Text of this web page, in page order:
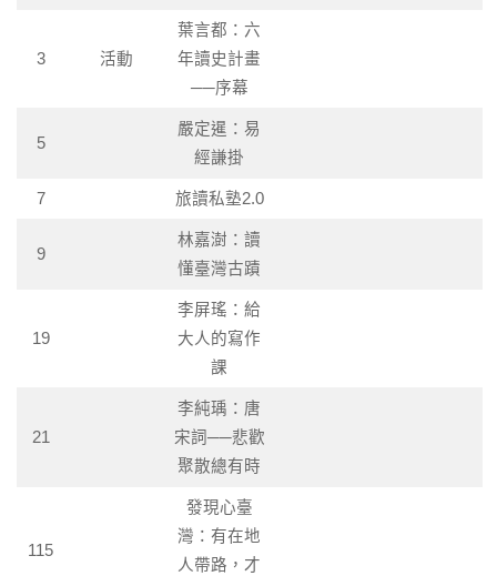
3 活動
葉言都：六
年讀史計畫
──序幕
5
嚴定暹：易
經謙掛
7 旅讀私塾2.0
9
林嘉澍：讀
懂臺灣古蹟
19
李屏瑤：給
大人的寫作
課
21
李純瑀：唐
宋詞──悲歡
聚散總有時
115
發現心臺
灣：有在地
人帶路，才